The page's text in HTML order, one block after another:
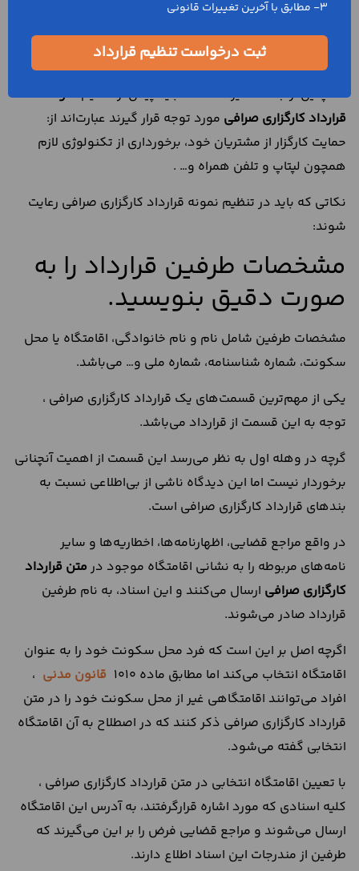
در خرید و فروش و انجام معاملات، انتقال سریع وجه به
حسابی دیگر اولین دغدغه هر تاجر یا بسیاری از افراد دیگر
همچنین از جمله سایر نکات که باید پیش از تنظیمنمونه
قرارداد کارگزاری صرافی مورد توجه قرار گیرند عبارت‌اند از:
حمایت کارگزار از مشتریان خود، برخورداری از تکنولوژی لازم
همچون لپتاپ و تلفن همراه و… .
نکاتی که باید در تنظیم نمونه قرارداد کارگزاری صرافی رعایت
شوند:
مشخصات طرفین قرارداد را به
صورت دقیق بنویسید.
مشخصات طرفین شامل نام و نام خانوادگی، اقامتگاه یا محل
سکونت، شماره شناسنامه، شماره ملی و… می‌باشد.
یکی از مهم‌ترین قسمت‌های یک قرارداد کارگزاری صرافی ،
توجه به این قسمت از قرارداد می‌باشد.
گرچه در وهله اول به نظر می‌رسد این قسمت از اهمیت آنچنانی
برخوردار نیست اما این دیدگاه ناشی از بی‌اطلاعی نسبت به
بندهای قرارداد کارگزاری صرافی است.
در واقع مراجع قضایی، اظهارنامه‌ها، اخطاریه‌ها و سایر
نامه‌های مربوطه را به نشانی اقامتگاه موجود در متن قرارداد
کارگزاری صرافی ارسال می‌کنند و این اسناد، به نام طرفین
قرارداد صادر می‌شوند.
اگرچه اصل بر این است که فرد محل سکونت خود را به عنوان
اقامتگاه انتخاب می‌کند اما مطابق ماده 1010
قانون مدنی ،
افراد می‌توانند اقامتگاهی غیر از محل سکونت خود را در متن
قرارداد کارگزاری صرافی ذکر کنند که در اصطلاح به آن اقامتگاه
انتخابی گفته می‌شود.
با تعیین اقامتگاه انتخابی در متن قرارداد کارگزاری صرافی ،
کلیه اسنادی که مورد اشاره قرارگرفتند، به آدرس این اقامتگاه
ارسال می‌شوند و مراجع قضایی فرض را بر این می‌گیرند که
طرفین از مندرجات این اسناد اطلاع دارند.
3- مطابق با آخرین تغییرات قانونی
ثبت درخواست تنظیم قرارداد